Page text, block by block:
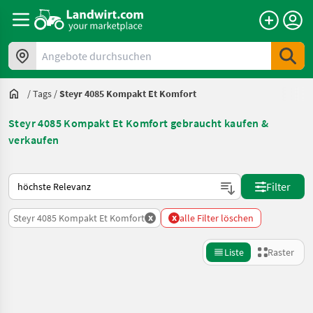
Angebote durchsuchen
/Tags /Steyr 4085 Kompakt Et Komfort
Steyr 4085 Kompakt Et Komfort gebraucht kaufen &
verkaufen
So wird auf Landwirt.com sortiert
Filter
Steyr 4085 Kompakt Et Komfort x x alle Filter löschen
Liste Raster